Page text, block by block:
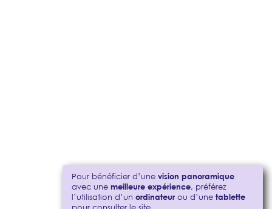
Pour bénéficier d’une vision panoramique
avec une meilleure expérience, préférez
l’utilisation d’un ordinateurou d’une tablette